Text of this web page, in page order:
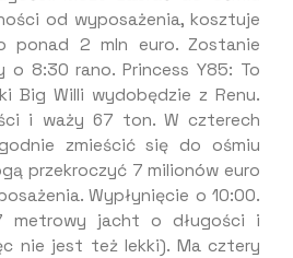
od wyposażenia, kosztuje
ponad 2 mln euro. Zostanie
8:30 rano. Princess Y85: To
Big Willi wydobędzie z Renu.
i waży 67 ton. W czterech
zmieścić się do ośmiu
przekroczyć 7 milionów euro
Wypłynięcie o 10:00.
metrowy jacht o długości i
nie jest też lekki). Ma cztery